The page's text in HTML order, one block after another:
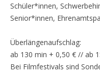
Schüler*innen,
Senior*innen,
Überlängenaufschlag:
ab 130 min + 0,50 € // ab
Bei Filmfestivals sind